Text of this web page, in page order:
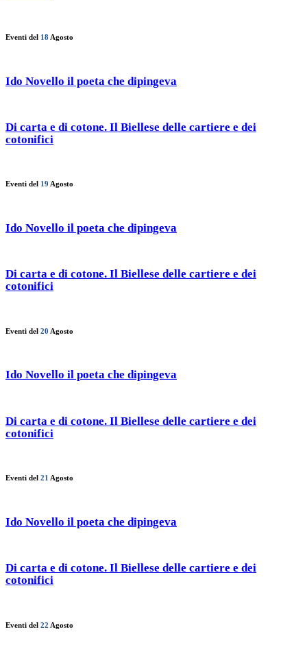
Eventi del 18 Agosto
Ido Novello il poeta che dipingeva
Di carta e di cotone. Il Biellese delle cartiere e dei
cotonifici
Eventi del 19 Agosto
Ido Novello il poeta che dipingeva
Di carta e di cotone. Il Biellese delle cartiere e dei
cotonifici
Eventi del 20 Agosto
Ido Novello il poeta che dipingeva
Di carta e di cotone. Il Biellese delle cartiere e dei
cotonifici
Eventi del 21 Agosto
Ido Novello il poeta che dipingeva
Di carta e di cotone. Il Biellese delle cartiere e dei
cotonifici
Eventi del 22 Agosto